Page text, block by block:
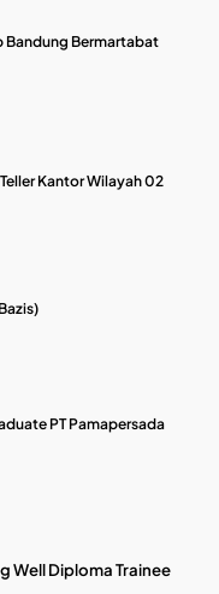
Bandung Bermartabat
Kantor Wilayah 02
PT Pamapersada
Well Diploma Trainee